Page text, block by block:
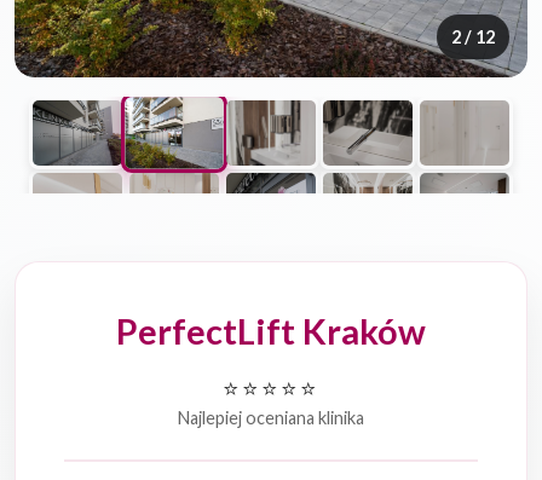
2/ 12
PerfectLift Kraków
⭐⭐⭐⭐⭐
Najlepiej oceniana klinika